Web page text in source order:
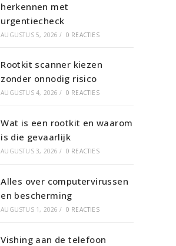
herkennen met
urgentiecheck
AUGUSTUS 5, 2026 / 0 REACTIES
Rootkit scanner kiezen
zonder onnodig risico
AUGUSTUS 4, 2026 / 0 REACTIES
Wat is een rootkit en waarom
is die gevaarlijk
AUGUSTUS 3, 2026 / 0 REACTIES
Alles over computervirussen
en bescherming
AUGUSTUS 1, 2026 / 0 REACTIES
Vishing aan de telefoon